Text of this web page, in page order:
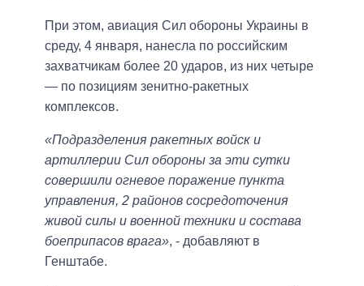
При этом, авиация Сил обороны Украины в
среду, 4 января, нанесла по российским
захватчикам более 20 ударов, из них четыре
— по позициям зенитно-ракетных
комплексов.
«Подразделения ракетных войск и
артиллерии Сил обороны за эти сутки
совершили огневое поражение пункта
управления, 2 районов сосредоточения
живой силы и военной техники и состава
боеприпасов врага», - добавляют в
Генштабе.